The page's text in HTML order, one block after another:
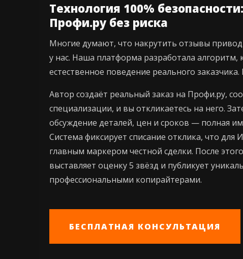
Технология 100%
Профи.ру без риска
Многие думают, что накрутить отзывы
у нас. Наша платформа разработала
естественное поведение реального
Автор создаёт реальный заказ на Профи.ру,
специализации, и вы откликаетесь на него.
обсуждение деталей, цен и сроков — полная
Система фиксирует списание отклика, что
главным маркером честной сделки. После
выставляет оценку 5 звёзд и публикует
профессиональными копирайтерами.
БЕСПЛАТНАЯ КОНСУЛЬТАЦИЯ